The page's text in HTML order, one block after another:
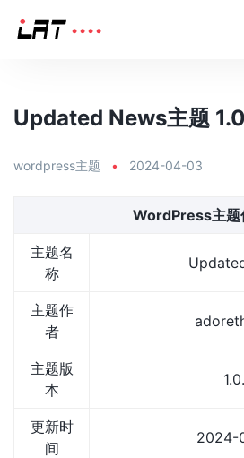
Updated News主题
wordpress主题 • 2024-04-03
WordPress主题
主题名
称
主题作
者
主题版
本
更新时
间
2024-